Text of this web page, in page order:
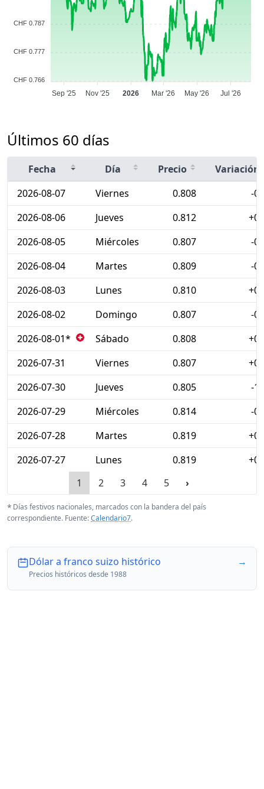
CHF 0.787
CHF 0.777
CHF 0.766
Sep '25 Nov '25 2026 Mar '26 May '26 Jul '26
Últimos 60 días
Fecha Día Precio
Variación
2026-08-07
Viernes 0.808
-
2026-08-06
Jueves 0.812
2026-08-05
Miércoles 0.807
-
2026-08-04
Martes 0.809
-
2026-08-03
Lunes 0.810
2026-08-02
Domingo 0.807
-
2026-08-01* Día festivo en Suiza
Sábado 0.808
2026-07-31
Viernes 0.807
2026-07-30
Jueves 0.805
-
2026-07-29
Miércoles 0.814
-
2026-07-28
Martes 0.819
2026-07-27
Lunes 0.819
1
2 3 4 5 ›
* Días festivos nacionales, marcados con la bandera del país
correspondiente. Fuente:Calendario7.
Dólar a franco suizo histórico
Precios históricos desde 1988
→